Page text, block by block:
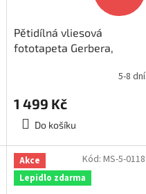
Pětidílná vliesová
fototapeta Gerbera,
5-8 dní
1 499 Kč
Do košíku
Akce
Lepidlo zdarma
Kód: MS-5-0118